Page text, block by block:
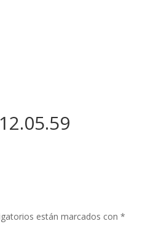
están marcados con*